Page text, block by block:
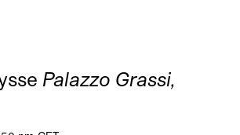
Palazzo Grassi,